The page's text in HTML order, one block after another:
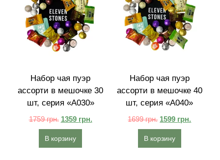
Набор чая пуэр
ассорти в мешочке 30
шт, серия «A030»
1759грн. 1359 грн.
В корзину
Набор чая пуэр
ассорти в мешочке 40
шт, серия «A040»
1699грн. 1599 грн.
В корзину